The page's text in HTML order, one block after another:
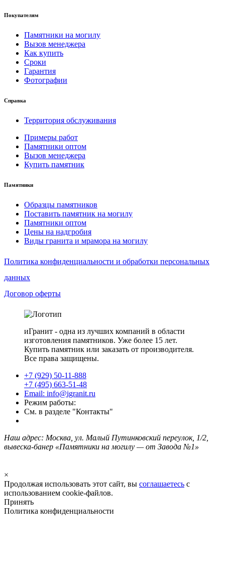
Покупателям
Памятники на могилу
Вызов менеджера
Как купить
Сроки
Гарантия
Фотографии
Справка
Территория обслуживания
Примеры работ
Памятники оптом
Вызов менеджера
Купить памятник
Памятники
Образцы памятников
Поставить памятник на могилу
Памятники оптом
Цены на надгробия
Виды гранита и мрамора на могилу
Политика конфиденциальности и обработки персональных
данных
Договор оферты
иГранит - одна из лучших компаний в области
изготовления памятников. Уже более 15 лет.
Купить памятник или заказать от производителя.
Все права защищены.
+7 (929) 50-11-888
+7 (495) 663-51-48
Email: info@igranit.ru
Режим работы:
См. в разделе "Контакты"
Наш адрес: Москва, ул. Малый Путинковский переулок, 1/2,
вывеска-банер «Памятники на могилу — от Завода №1»
×
Продолжая использовать этот сайт, вы соглашаетесь с
использованием cookie-файлов.
Принять
Политика конфиденциальности